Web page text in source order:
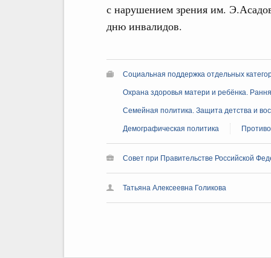
с нарушением зрения им.
дню инвалидов.
Социальная поддержка отдельных
Охрана здоровья матери и ребёнка.
Семейная политика. Защита детства и
Демографическая политика
Совет при Правительстве Российской
Татьяна Алексеевна Голикова